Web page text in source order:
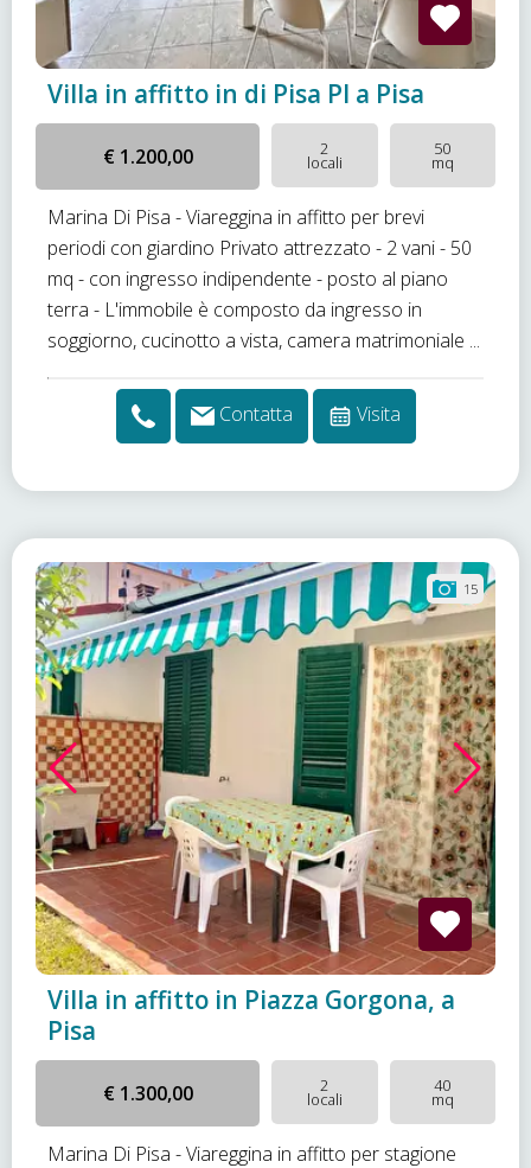
Villa in affitto in di Pisa PI a Pisa
€ 1.200,00 2
locali
50
mq
Marina Di Pisa - Viareggina in affitto per brevi
periodi con giardino Privato attrezzato - 2 vani - 50
mq - con ingresso indipendente - posto al piano
terra - L'immobile è composto da ingresso in
soggiorno, cucinotto a vista, camera matrimoniale ...
Contatta Visita
15
Villa in affitto in Piazza Gorgona, a
Pisa
€ 1.300,00 2
locali
40
mq
Marina Di Pisa - Viareggina in affitto per stagione